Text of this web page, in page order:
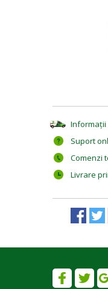
Informații
Suport
Comenzi
Livrare